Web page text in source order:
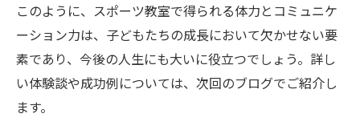
このように、スポーツ教室で得られる体力とコミュニケ
ーション力は、子どもたちの成長において欠かせない要
素であり、今後の人生にも大いに役立つでしょう。詳し
い体験談や成功例については、次回のブログでご紹介し
ます。